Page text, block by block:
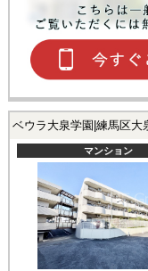
ベウラ大泉学園|練馬区大
マンション